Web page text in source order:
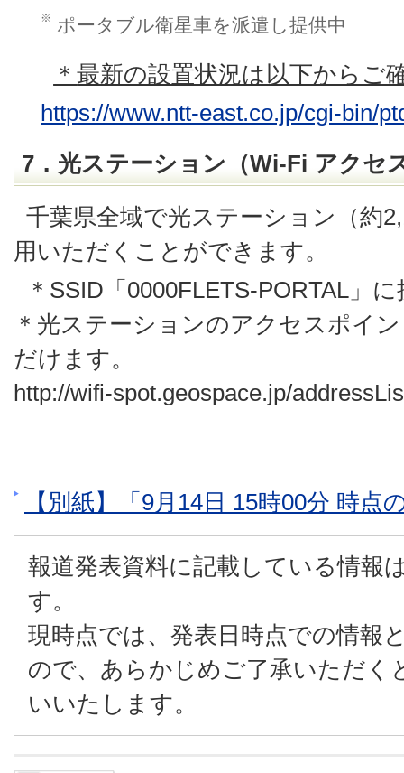
※ ポータブル衛星車を派遣し提供中
＊最新の設置状況は以下からご
https://www.ntt-east.co.jp/cgi-bin/
7．光ステーション（Wi-Fi アクセ
千葉県全域で光ステーション（約
用いただくことができます。
＊ SSID「0000FLETS-PORTAL」
＊ 光ステーションのアクセスポイ
だけます。
http://wifi-spot.geospace.jp/
【別紙】「9月14日 15時00分 時点
報道発表資料に記載している情報
す。
現時点では、発表日時点での情報
ので、あらかじめご了承いただく
いいたします。